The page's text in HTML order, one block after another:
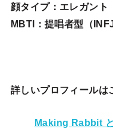
顔タイプ：エレガン ト
MBTI：提唱者型（INFJ
詳しいプロフィールは
Making Rabbit